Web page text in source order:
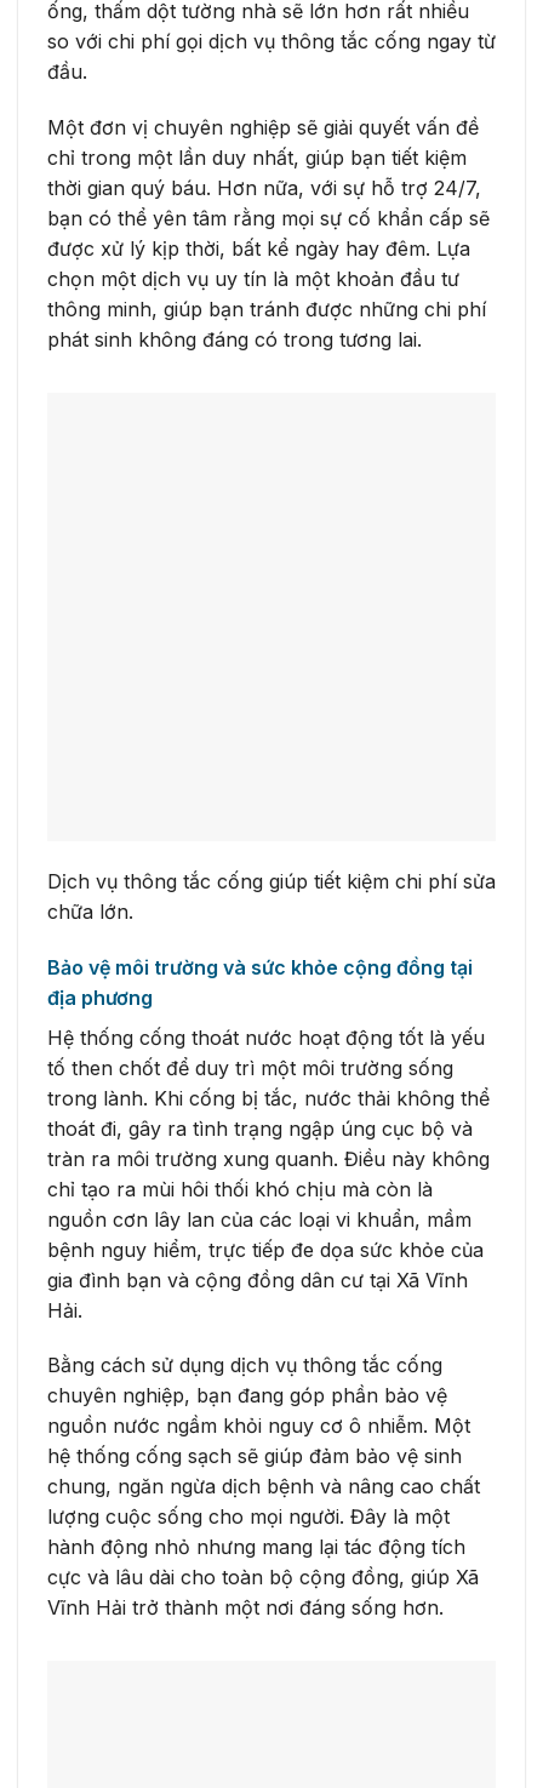
ống, thấm dột tường nhà sẽ lớn hơn rất nhiều
so với chi phí gọi dịch vụ thông tắc cống ngay từ
đầu.
Một đơn vị chuyên nghiệp sẽ giải quyết vấn đề
chỉ trong một lần duy nhất, giúp bạn tiết kiệm
thời gian quý báu. Hơn nữa, với sự hỗ trợ 24/7,
bạn có thể yên tâm rằng mọi sự cố khẩn cấp sẽ
được xử lý kịp thời, bất kể ngày hay đêm. Lựa
chọn một dịch vụ uy tín là một khoản đầu tư
thông minh, giúp bạn tránh được những chi phí
phát sinh không đáng có trong tương lai.
Dịch vụ thông tắc cống giúp tiết kiệm chi phí sửa
chữa lớn.
Bảo vệ môi trường và sức khỏe cộng đồng tại
địa phương
Hệ thống cống thoát nước hoạt động tốt là yếu
tố then chốt để duy trì một môi trường sống
trong lành. Khi cống bị tắc, nước thải không thể
thoát đi, gây ra tình trạng ngập úng cục bộ và
tràn ra môi trường xung quanh. Điều này không
chỉ tạo ra mùi hôi thối khó chịu mà còn là
nguồn cơn lây lan của các loại vi khuẩn, mầm
bệnh nguy hiểm, trực tiếp đe dọa sức khỏe của
gia đình bạn và cộng đồng dân cư tại Xã Vĩnh
Hải.
Bằng cách sử dụng dịch vụ thông tắc cống
chuyên nghiệp, bạn đang góp phần bảo vệ
nguồn nước ngầm khỏi nguy cơ ô nhiễm. Một
hệ thống cống sạch sẽ giúp đảm bảo vệ sinh
chung, ngăn ngừa dịch bệnh và nâng cao chất
lượng cuộc sống cho mọi người. Đây là một
hành động nhỏ nhưng mang lại tác động tích
cực và lâu dài cho toàn bộ cộng đồng, giúp Xã
Vĩnh Hải trở thành một nơi đáng sống hơn.